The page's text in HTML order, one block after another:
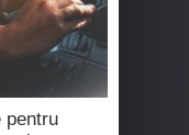
pentru